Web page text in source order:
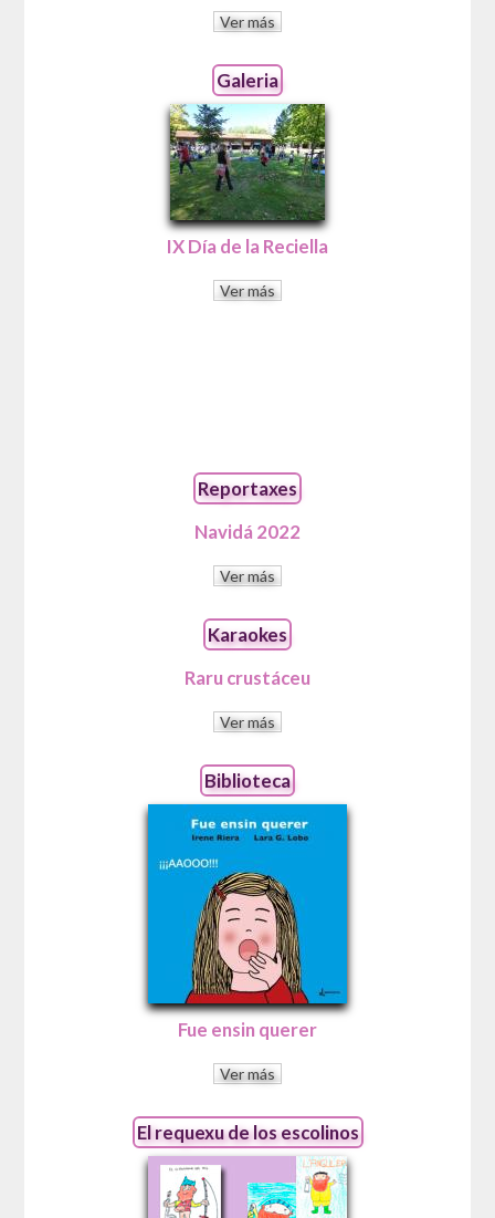
Ver más
Galeria
IX Día de la Reciella
Ver más
Reportaxes
Navidá 2022
Ver más
Karaokes
Raru crustáceu
Ver más
Biblioteca
Fue ensin querer
Ver más
El requexu de los escolinos